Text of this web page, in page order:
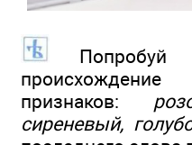
Попробуй
признаков:
сиреневый,